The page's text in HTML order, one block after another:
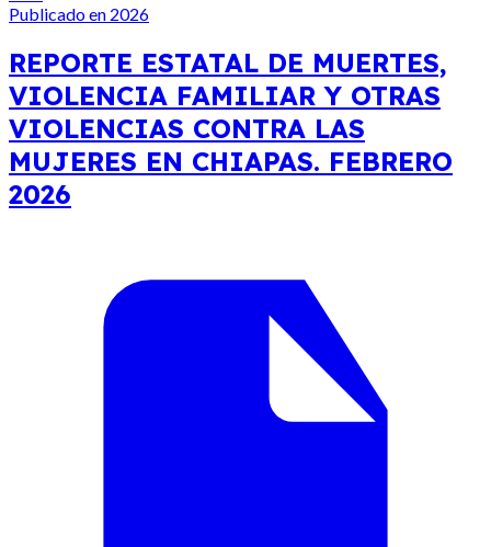
Publicado en 2026
REPORTE ESTATAL DE MUERTES,
VIOLENCIA FAMILIAR Y OTRAS
VIOLENCIAS CONTRA LAS
MUJERES EN CHIAPAS. FEBRERO
2026